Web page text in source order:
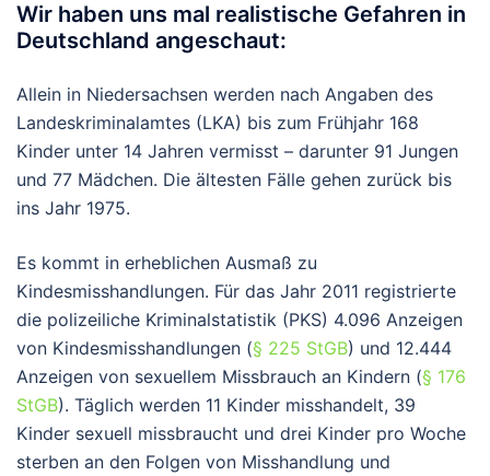
Wir haben uns mal realistische Gefahren in
Deutschland angeschaut:
Allein in Niedersachsen werden nach Angaben des
Landeskriminalamtes (LKA) bis zum Frühjahr 168
Kinder unter 14 Jahren vermisst – darunter 91 Jungen
und 77 Mädchen. Die ältesten Fälle gehen zurück bis
ins Jahr 1975.
Es kommt in erheblichen Ausmaß zu
Kindesmisshandlungen. Für das Jahr 2011 registrierte
die polizeiliche Kriminalstatistik (PKS) 4.096 Anzeigen
von Kindesmisshandlungen (§ 225 StGB) und 12.444
Anzeigen von sexuellem Missbrauch an Kindern (§ 176
StGB). Täglich werden 11 Kinder misshandelt, 39
Kinder sexuell missbraucht und drei Kinder pro Woche
sterben an den Folgen von Misshandlung und